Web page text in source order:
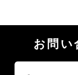
お問い